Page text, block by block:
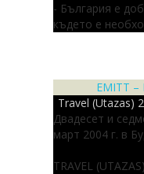
- България е
където е
EMITT –
Travel (Utazas)
Двадесет и
март 2004 г. в
TRAVEL